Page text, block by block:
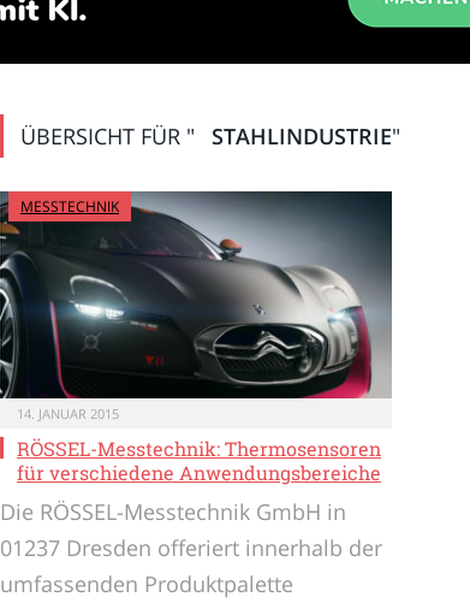
ÜBERSICHT FÜR " STAHLINDUSTRIE"
MESSTECHNIK
14. JANUAR 2015
RÖSSEL-Messtechnik: Thermosensoren
für verschiedene Anwendungsbereiche
Die RÖSSEL-Messtechnik GmbH in
01237 Dresden offeriert innerhalb der
umfassenden Produktpalette